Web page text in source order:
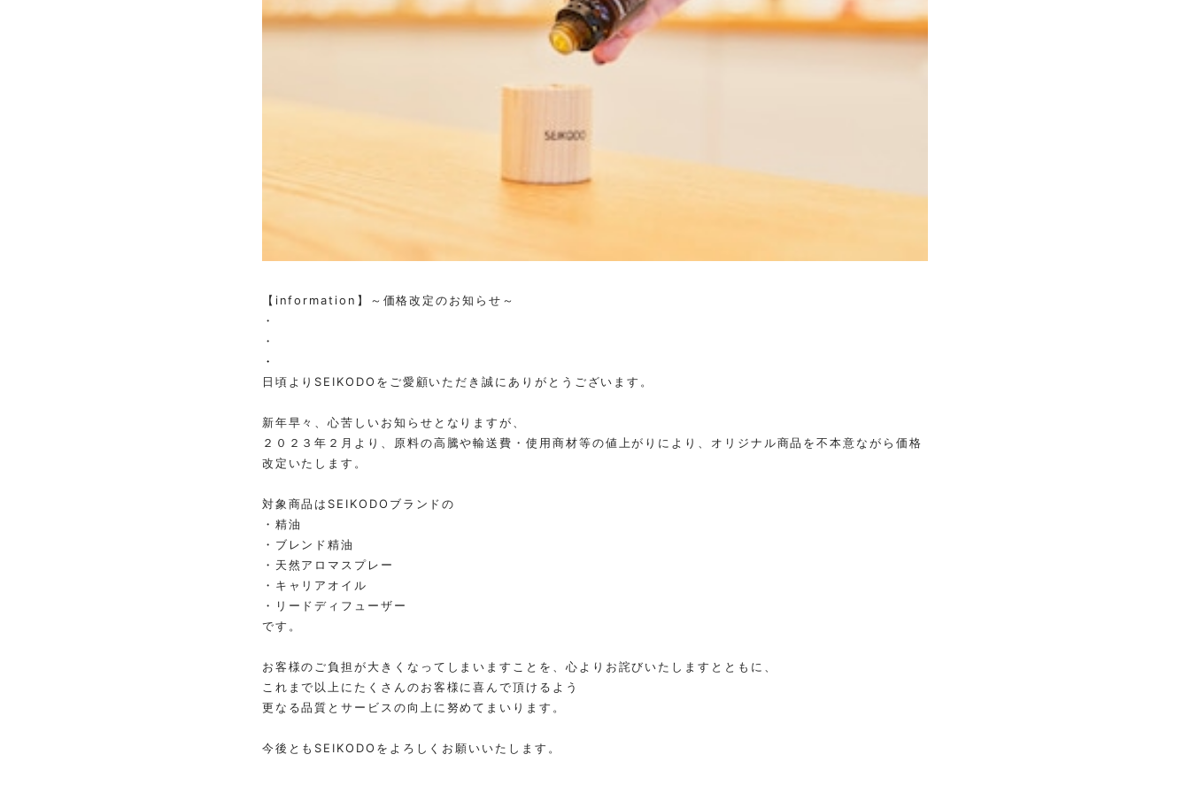
【information】～価格改定のお知らせ～
・
・
・
日頃よりSEIKODOをご愛顧いただき誠にありがとうございます。
新年早々、心苦しいお知らせとなりますが、
２０２３年２月より、原料の高騰や輸送費・使用商材等の値上がりにより、オリジナル商品を不本意ながら価格
改定いたします。
対象商品はSEIKODOブランドの
・精油
・ブレンド精油
・天然アロマスプレー
・キャリアオイル
・リードディフューザー
です。
お客様のご負担が大きくなってしまいますことを、心よりお詫びいたしますとともに、
これまで以上にたくさんのお客様に喜んで頂けるよう
更なる品質とサービスの向上に努めてまいります。
今後ともSEIKODOをよろしくお願いいたします。